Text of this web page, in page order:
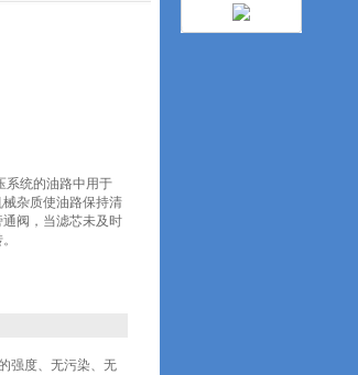
系统的油路中用于
杂质使油路保持清
阀，当滤芯未及时
强度、无污染、无